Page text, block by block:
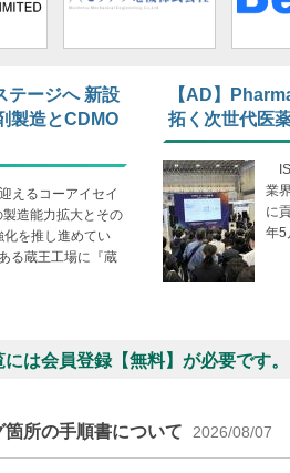
テージへ 新設
製造とCDMO
えるコーアイセイ
造能力拡大とその
を推し進めてい
る蔵王工場に『蔵
【AD】
拓く次世代医
業
に
年5
は会員登録【無料】が必要です。
所の手順書について
2026/08/07